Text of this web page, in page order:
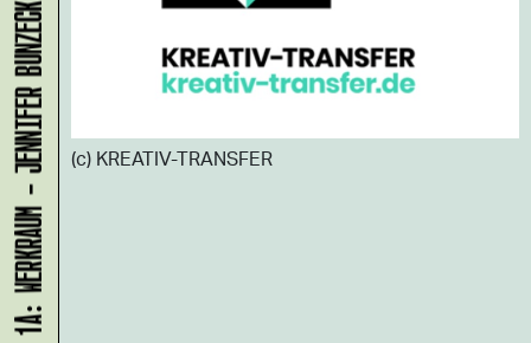
(c) KREATIV-TRANSFER
LADEN 1A: WERKRAUM - JENNIFER BUNZECK